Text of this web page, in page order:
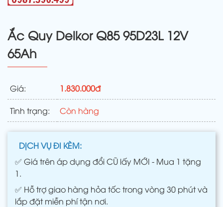
Ắc Quy Delkor Q85 95D23L 12V
65Ah
Giá: 1.830.000đ
Tình trạng: Còn hàng
DỊCH VỤ ĐI KÈM:
✅ Giá trên áp dụng đổi CŨ lấy MỚI - Mua 1 tặng
1.
✅ Hỗ trợ giao hàng hỏa tốc trong vòng 30 phút và
lắp đặt miễn phí tận nơi.